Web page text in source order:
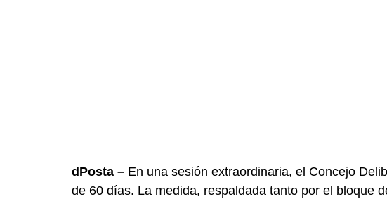
dPosta – En una sesión extraordinaria, el Concejo
de 60 días. La medida, respaldada tanto por el bloque